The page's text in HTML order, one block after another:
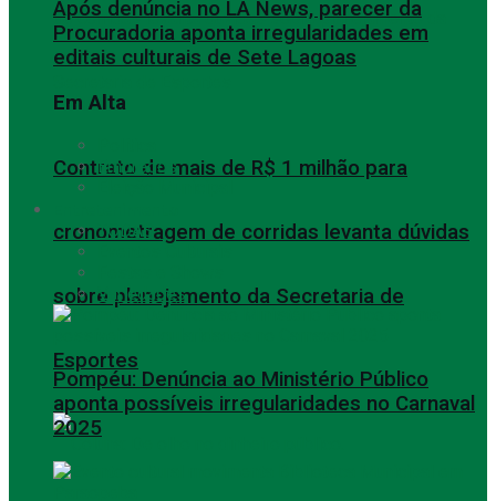
Contrato de mais de R$ 1 milhão para
cronometragem de corridas levanta dúvidas
sobre planejamento da Secretaria de
Esportes
Após denúncia no LA News, parecer da
Procuradoria aponta irregularidades em
editais culturais de Sete Lagoas
Em Alta
Empregos
TODAS
Variedades
Pompéu: Denúncia ao Ministério Público
aponta possíveis irregularidades no Carnaval
2025